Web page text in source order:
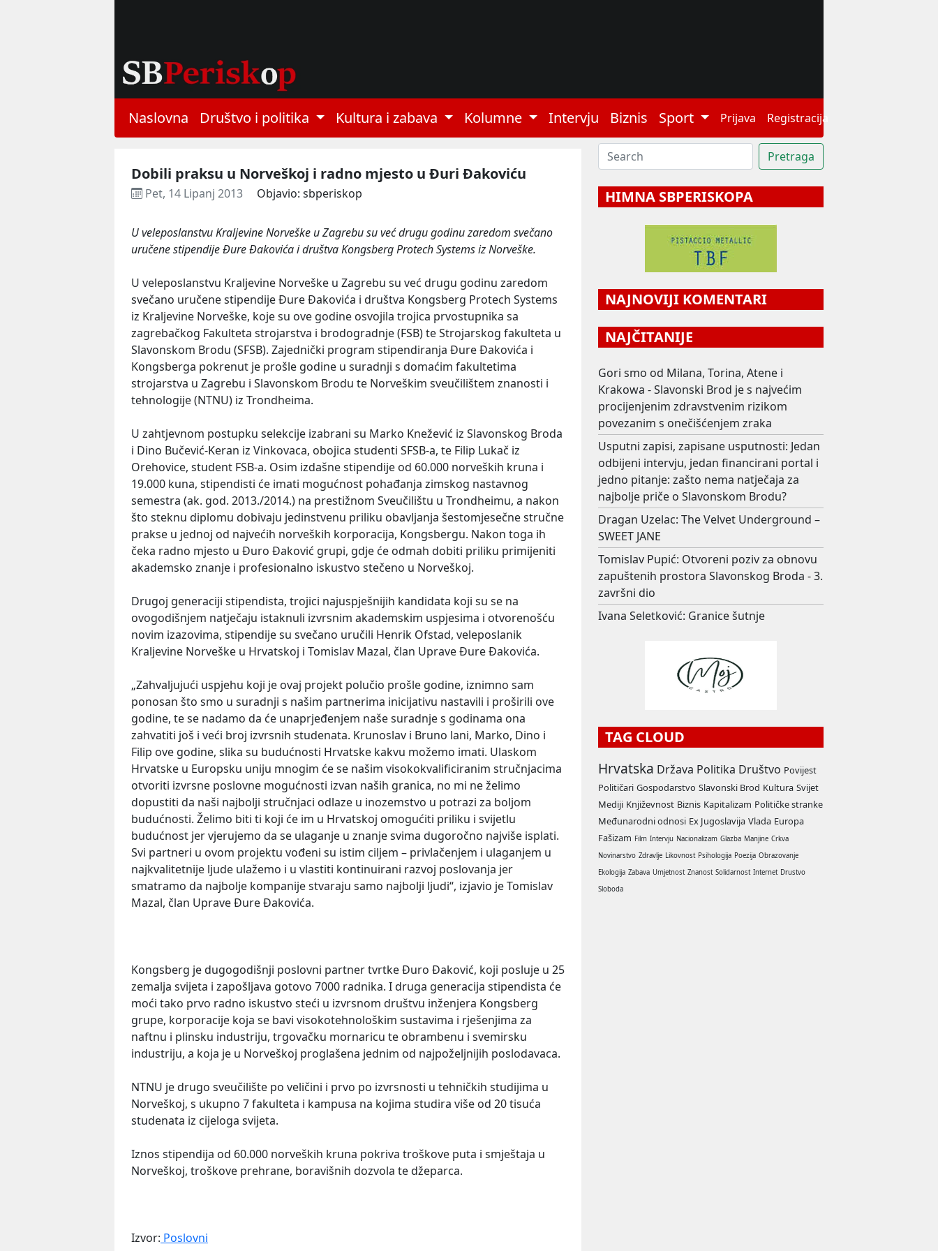
Naslovna Društvo i politika Kultura i zabava Kolumne Intervju Biznis Sport Prijava Registracija
Dobili praksu u Norveškoj i radno mjesto u Đuri Đakoviću
Pet, 14 Lipanj 2013 Objavio: sbperiskop
U veleposlanstvu Kraljevine Norveške u Zagrebu su već drugu godinu zaredom svečano
uručene stipendije Đure Đakovića i društva Kongsberg Protech Systems iz Norveške.
U veleposlanstvu Kraljevine Norveške u Zagrebu su već drugu godinu zaredom
svečano uručene stipendije Đure Đakovića i društva Kongsberg Protech Systems
iz Kraljevine Norveške, koje su ove godine osvojila trojica prvostupnika sa
zagrebačkog Fakulteta strojarstva i brodogradnje (FSB) te Strojarskog fakulteta u
Slavonskom Brodu (SFSB). Zajednički program stipendiranja Đure Đakovića i
Kongsberga pokrenut je prošle godine u suradnji s domaćim fakultetima
strojarstva u Zagrebu i Slavonskom Brodu te Norveškim sveučilištem znanosti i
tehnologije (NTNU) iz Trondheima.
U zahtjevnom postupku selekcije izabrani su Marko Knežević iz Slavonskog Broda
i Dino Bučević-Keran iz Vinkovaca, obojica studenti SFSB-a, te Filip Lukač iz
Orehovice, student FSB-a. Osim izdašne stipendije od 60.000 norveških kruna i
19.000 kuna, stipendisti će imati mogućnost pohađanja zimskog nastavnog
semestra (ak. god. 2013./2014.) na prestižnom Sveučilištu u Trondheimu, a nakon
što steknu diplomu dobivaju jedinstvenu priliku obavljanja šestomjesečne stručne
prakse u jednoj od najvećih norveških korporacija, Kongsbergu. Nakon toga ih
čeka radno mjesto u Đuro Đaković grupi, gdje će odmah dobiti priliku primijeniti
akademsko znanje i profesionalno iskustvo stečeno u Norveškoj.
Drugoj generaciji stipendista, trojici najuspješnijih kandidata koji su se na
ovogodišnjem natječaju istaknuli izvrsnim akademskim uspjesima i otvorenošću
novim izazovima, stipendije su svečano uručili Henrik Ofstad, veleposlanik
Kraljevine Norveške u Hrvatskoj i Tomislav Mazal, član Uprave Đure Đakovića.
„Zahvaljujući uspjehu koji je ovaj projekt polučio prošle godine, iznimno sam
ponosan što smo u suradnji s našim partnerima inicijativu nastavili i proširili ove
godine, te se nadamo da će unaprjeđenjem naše suradnje s godinama ona
zahvatiti još i veći broj izvrsnih studenata. Krunoslav i Bruno lani, Marko, Dino i
Filip ove godine, slika su budućnosti Hrvatske kakvu možemo imati. Ulaskom
Hrvatske u Europsku uniju mnogim će se našim visokokvalificiranim stručnjacima
otvoriti izvrsne poslovne mogućnosti izvan naših granica, no mi ne želimo
dopustiti da naši najbolji stručnjaci odlaze u inozemstvo u potrazi za boljom
budućnosti. Želimo biti ti koji će im u Hrvatskoj omogućiti priliku i svijetlu
budućnost jer vjerujemo da se ulaganje u znanje svima dugoročno najviše isplati.
Svi partneri u ovom projektu vođeni su istim ciljem – privlačenjem i ulaganjem u
najkvalitetnije ljude ulažemo i u vlastiti kontinuirani razvoj poslovanja jer
smatramo da najbolje kompanije stvaraju samo najbolji ljudi“, izjavio je Tomislav
Mazal, član Uprave Đure Đakovića.
Kongsberg je dugogodišnji poslovni partner tvrtke Đuro Đaković, koji posluje u 25
zemalja svijeta i zapošljava gotovo 7000 radnika. I druga generacija stipendista će
moći tako prvo radno iskustvo steći u izvrsnom društvu inženjera Kongsberg
grupe, korporacije koja se bavi visokotehnološkim sustavima i rješenjima za
naftnu i plinsku industriju, trgovačku mornaricu te obrambenu i svemirsku
industriju, a koja je u Norveškoj proglašena jednim od najpoželjnijih poslodavaca.
NTNU je drugo sveučilište po veličini i prvo po izvrsnosti u tehničkih studijima u
Norveškoj, s ukupno 7 fakulteta i kampusa na kojima studira više od 20 tisuća
studenata iz cijeloga svijeta.
Iznos stipendija od 60.000 norveških kruna pokriva troškove puta i smještaja u
Norveškoj, troškove prehrane, boravišnih dozvola te džeparca.
Izvor: Poslovni
HIMNA SBPERISKOPA
NAJNOVIJI KOMENTARI
NAJČITANIJE
Gori smo od Milana, Torina, Atene i
Krakowa - Slavonski Brod je s najvećim
procijenjenim zdravstvenim rizikom
povezanim s onečišćenjem zraka
Usputni zapisi, zapisane usputnosti: Jedan
odbijeni intervju, jedan financirani portal i
jedno pitanje: zašto nema natječaja za
najbolje priče o Slavonskom Brodu?
Dragan Uzelac: The Velvet Underground –
SWEET JANE
Tomislav Pupić: Otvoreni poziv za obnovu
zapuštenih prostora Slavonskog Broda - 3.
završni dio
Ivana Seletković: Granice šutnje
TAG CLOUD
Hrvatska Država Politika Društvo Povijest
Političari Gospodarstvo Slavonski Brod Kultura Svijet
Mediji Književnost Biznis Kapitalizam Političke stranke
Međunarodni odnosi Ex Jugoslavija Vlada Europa
Fašizam Film Intervju Nacionalizam Glazba Manjine Crkva
Novinarstvo Zdravlje Likovnost Psihologija Poezija Obrazovanje
Ekologija Zabava Umjetnost Znanost Solidarnost Internet Drustvo
Sloboda